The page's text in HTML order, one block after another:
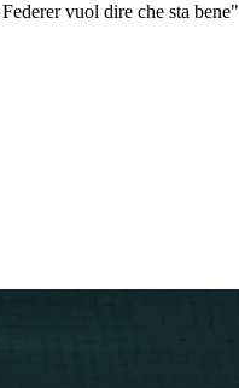
vuol dire che sta bene"